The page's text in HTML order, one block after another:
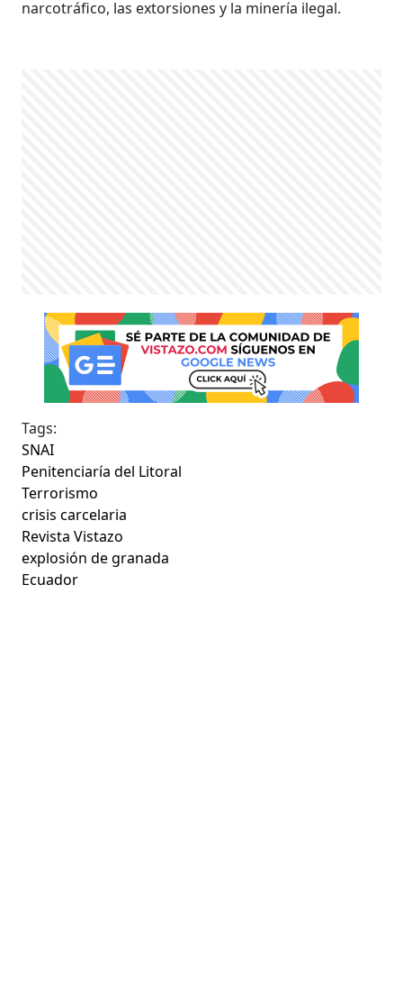
narcotráfico, las extorsiones y la minería ilegal.
Tags:
SNAI
Penitenciaría del Litoral
Terrorismo
crisis carcelaria
Revista Vistazo
explosión de granada
Ecuador